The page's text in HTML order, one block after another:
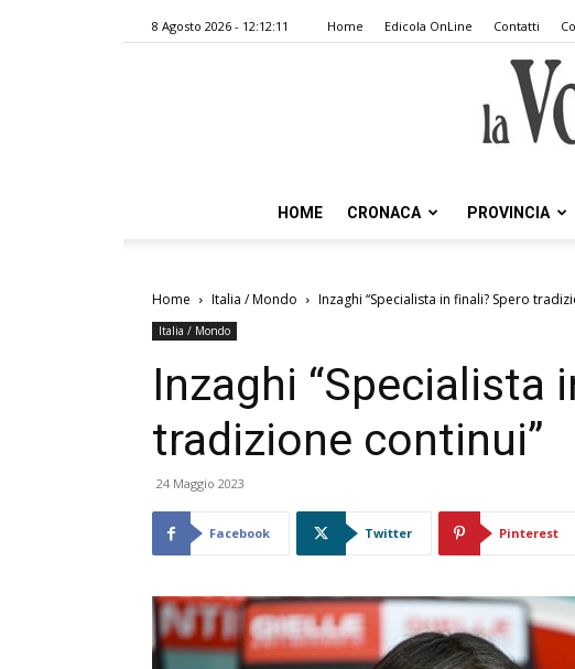
8 Agosto 2026 - 12:12:11 Home Edicola OnLine Contatti
HOME CRONACA PROVINCIA
Home Italia / Mondo Inzaghi “Specialista in finali? Spero
Italia / Mondo
Inzaghi “Specialista
tradizione continui”
24 Maggio 2023
Facebook Twitter Pinterest